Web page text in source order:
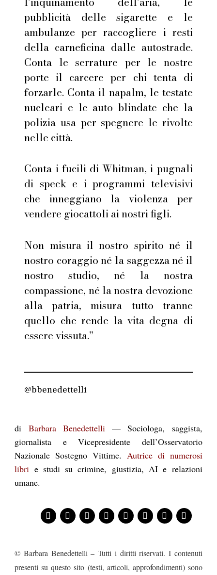
pubblicità delle sigarette e le
ambulanze per raccogliere i resti
della carneficina dalle autostrade.
Conta le serrature per le nostre
porte il carcere per chi tenta di
forzarle. Conta il napalm, le testate
nucleari e le auto blindate che la
polizia usa per spegnere le rivolte
nelle città.
Conta i fucili di Whitman, i pugnali
di speck e i programmi televisivi
che inneggiano la violenza per
vendere giocattoli ai nostri figli.
Non misura il nostro spirito né il
nostro coraggio né la saggezza né il
nostro studio, né la nostra
compassione, né la nostra devozione
alla patria, misura tutto tranne
quello che rende la vita degna di
essere vissuta.”
@bbenedettelli
di Barbara Benedettelli — Sociologa, saggista,
giornalista e Vicepresidente dell’Osservatorio
Nazionale Sostegno Vittime. Autrice di numerosi
libri e studi su crimine, giustizia, AI e relazioni
umane.
© Barbara Benedettelli – Tutti i diritti riservati. I contenuti
presenti su questo sito (testi, articoli, approfondimenti) sono